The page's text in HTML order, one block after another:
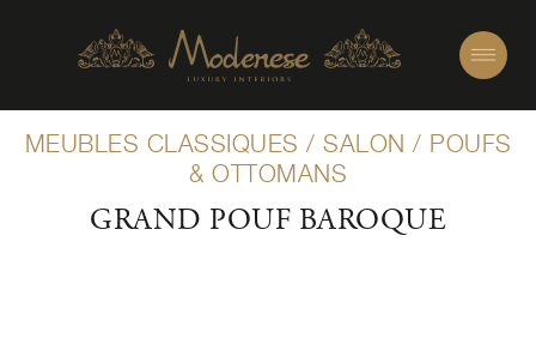
MEUBLES CLASSIQUES / SALON / POUFS
& OTTOMANS
GRAND POUF BAROQUE